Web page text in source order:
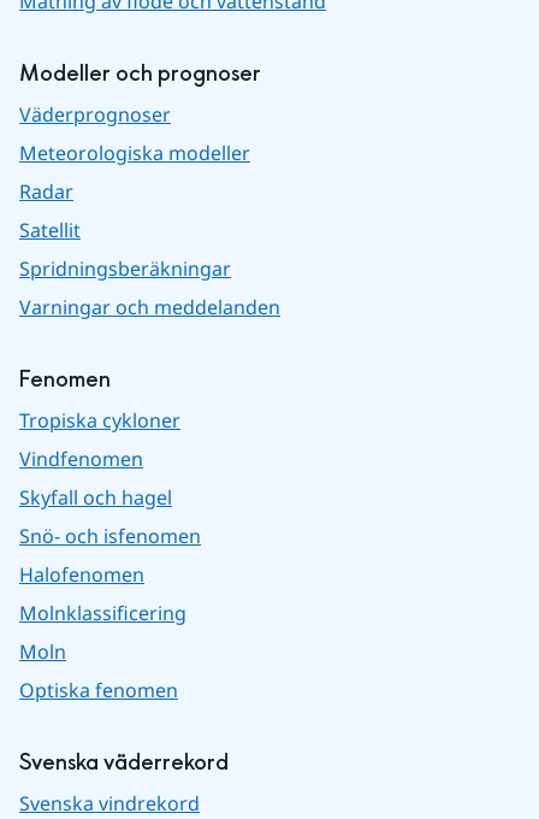
Modeller och prognoser
Väderprognoser
Meteorologiska modeller
Radar
Satellit
Spridningsberäkningar
Varningar och meddelanden
Fenomen
Tropiska cykloner
Vindfenomen
Skyfall och hagel
Snö- och isfenomen
Halofenomen
Molnklassificering
Moln
Optiska fenomen
Svenska väderrekord
Svenska vindrekord